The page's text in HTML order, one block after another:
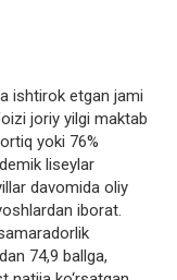
ishtirok etgan jami
joriy yilgi maktab
yoki 76%
liseylar
davomida oliy
iborat.
74,9 ballga,